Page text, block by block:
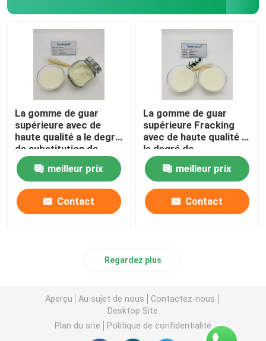
La gomme de guar
supérieure avec de
haute qualité a le degré
de substitution de
grande viscosité et
moyen pour rompre le
fluide
meilleur prix
Contact
La gomme de guar
supérieure Fracking
avec de haute qualité a
le degré de
substitution de grande
viscosité et moyen
pour rompre le fluide
meilleur prix
Contact
Regardez plus
Aperçu Au sujet de nous
Contactez-nous
Desktop Site
Plan du site
Politique de confidentialité